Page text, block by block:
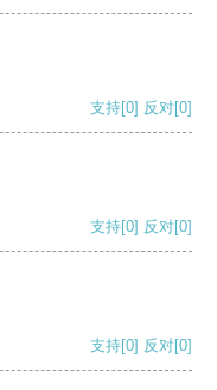
支持[0] 反对[0]
支持[0] 反对[0]
支持[0] 反对[0]